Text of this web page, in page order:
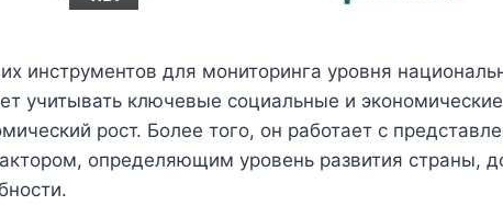
инструментов для мониторинга уровня
учитывать ключевые социальные и экономические
рост. Более того, он работает с
определяющим уровень развития страны,